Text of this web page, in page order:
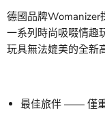
德國品牌Womanizer
一系列時尚吸啜情趣
玩具無法媲美的全新
最佳旅伴 —— 僅